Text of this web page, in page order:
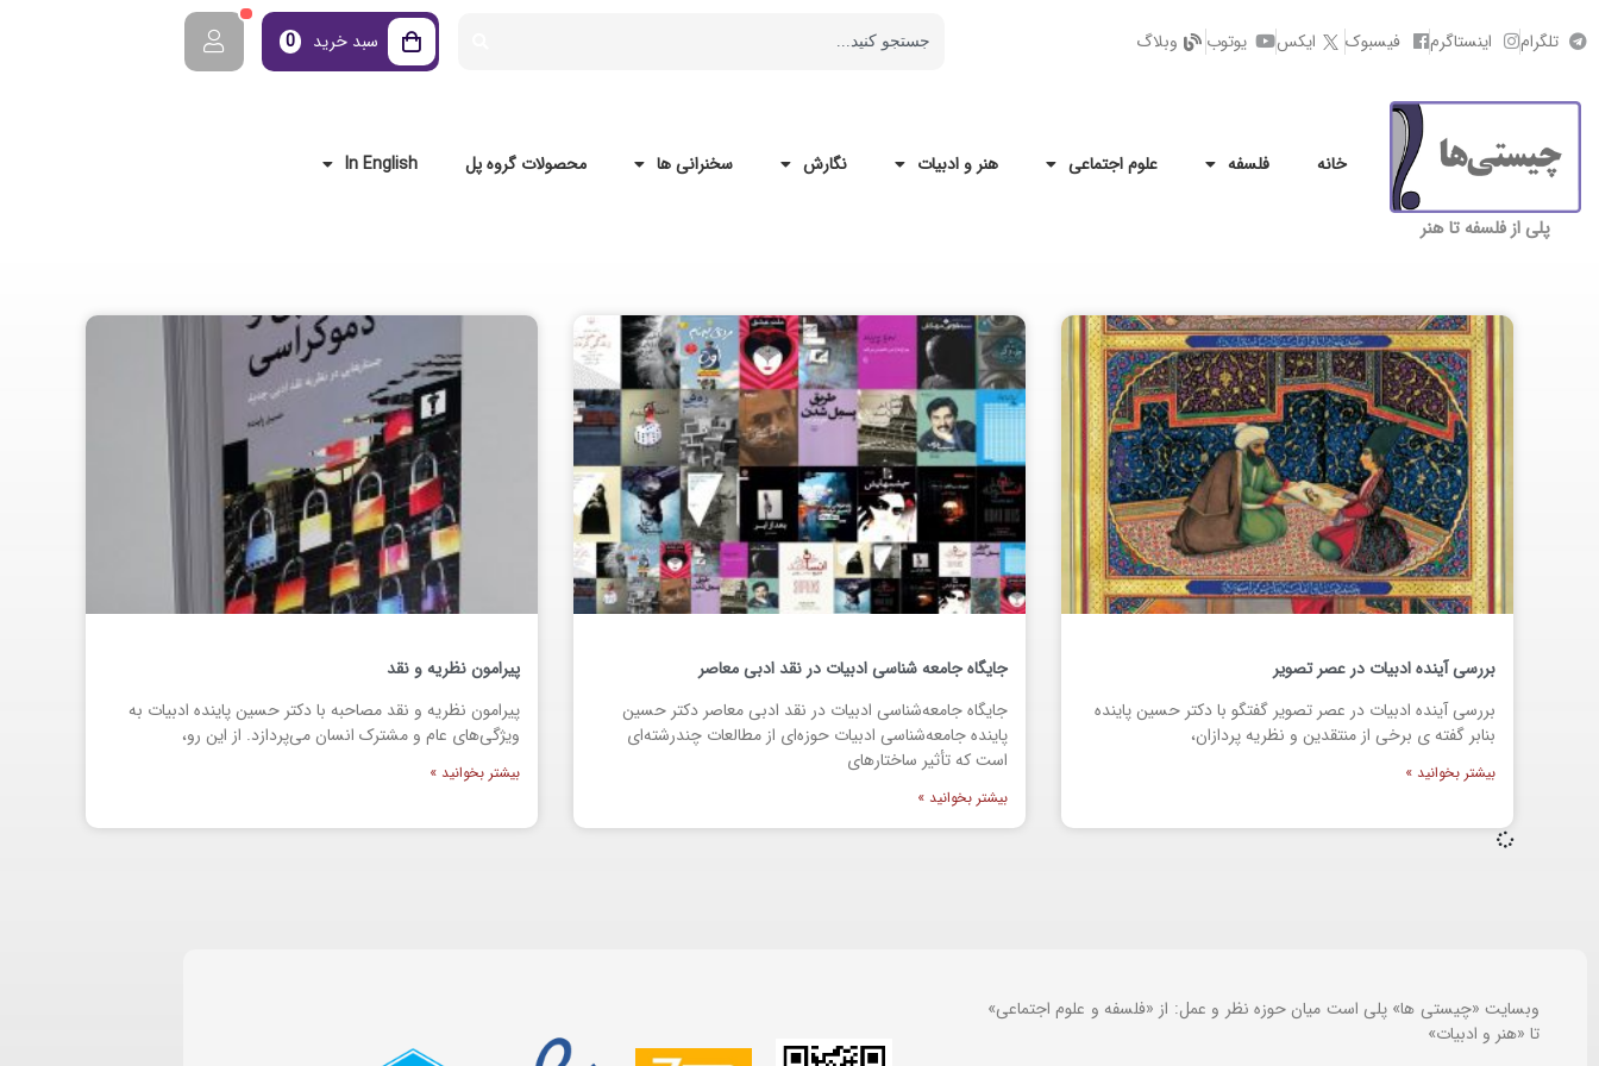
تلگرام اینستاگرم فیسبوک ایکس یوتوب وبلاگ سبد خرید 0
پلی از فلسفه تا هنر
خانه فلسفه علوم اجتماعی هنر و ادبیات نگارش سخنرانی ها محصولات گروه پل In English
بررسی آینده ادبیات در عصر تصویر
بررسی آینده ادبیات در عصر تصویر گفتگو با دکتر حسین پاینده
بنابر گفته ی برخی از منتقدین و نظریه پردازان،
بیشتر بخوانید »
جایگاه جامعه شناسی ادبیات در نقد ادبی معاصر
جایگاه جامعه‌شناسی ادبیات در نقد ادبی معاصر دکتر حسین
پاینده جامعه‌شناسی ادبیات حوزه‌ای از مطالعات چندرشته‌ای
است که تأثیر ساختارهای
بیشتر بخوانید »
پیرامون نظریه و نقد
پیرامون نظریه و نقد مصاحبه با دکتر حسین پاینده ادبیات به
ویژگی‌های عام و مشترک انسان می‌پردازد. از این رو،
بیشتر بخوانید »
وبسایت «چیستی ها» پلی است میان حوزه نظر و عمل: از «فلسفه و علوم اجتماعی»
تا «هنر و ادبیات»